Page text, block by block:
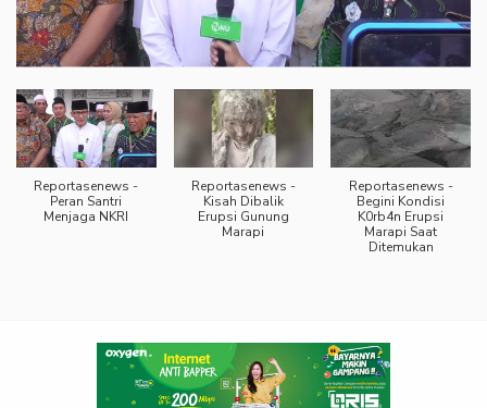
Reportasenews -
Peran Santri
Menjaga NKRI
Reportasenews -
Kisah Dibalik
Erupsi Gunung
Marapi
Reportasenews -
Begini Kondisi
K0rb4n Erupsi
Marapi Saat
Ditemukan